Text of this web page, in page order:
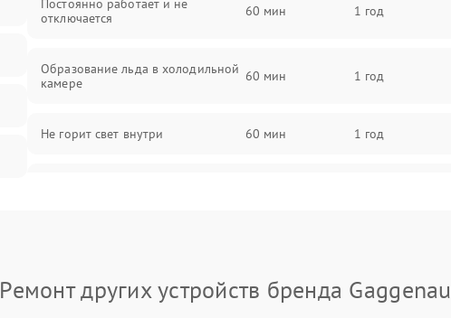
Постоянно работает и не
отключается
60 мин 1 год
Образование льда в холодильной
камере
60 мин 1 год
Не горит свет внутри 60 мин 1 год
Поломка системы No Frost 60 мин 1 год
Ремонт других устройств бренда Gaggenau